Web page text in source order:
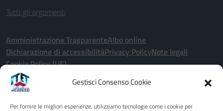
Gestisci Consenso Cookie
Per fornire le migliori esperienze, utilizziamo tecnologie come i cookie per
Tutti gli argomenti
Amministrazione TrasparenteAlbo online
Dichiarazione di accessibilitàPrivacy PolicyNote legali
Cookie Policy (UE)
Seguici su: